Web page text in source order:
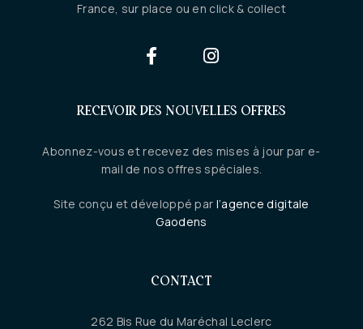
France, sur place ou en click & collect
RECEVOIR DES NOUVELLES OFFRES
Abonnez-vous et recevez des mises à jour par e-
mail de nos offres spéciales.
Site conçu et développé par l’agence digitale
Gaodens
CONTACT
262 Bis Rue du Maréchal Leclerc